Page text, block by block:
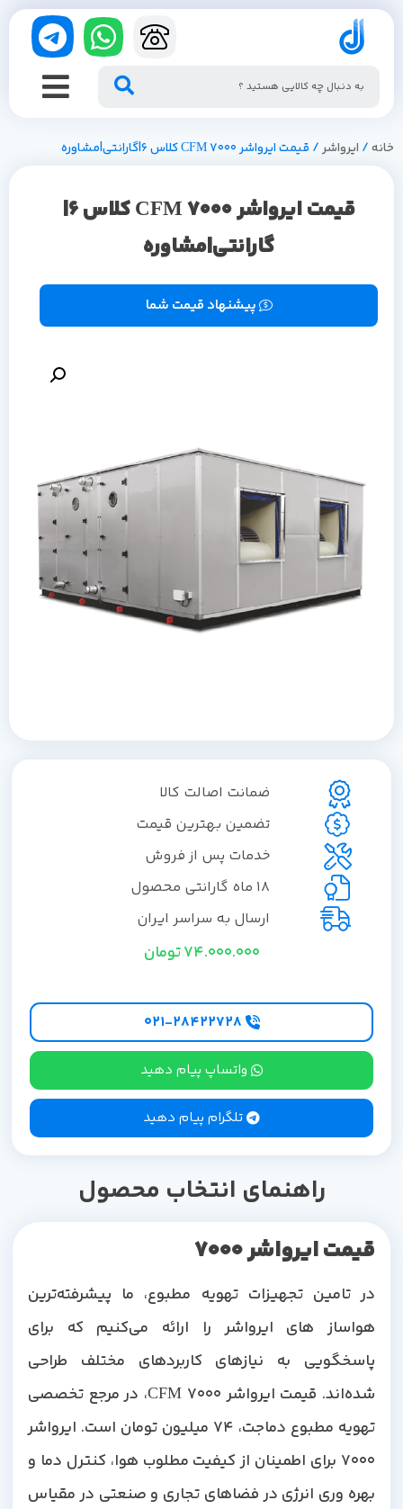
خانه/ ایرواشر/ قیمت ایرواشر 7000 CFM کلاس 6|گارانتی|مشاوره
قیمت ایرواشر 7000 CFM کلاس 6|
گارانتی|مشاوره
پیشنهاد قیمت شما
ضمانت اصالت کالا
تضمین بهترین قیمت
خدمات پس از فروش
18 ماه گارانتی محصول
ارسال به سراسر ایران
74.000.000تومان
واتساپ پیام دهید
تلگرام پیام دهید
راهنمای انتخاب محصول
قیمت ایرواشر 7000
در تامین تجهیزات تهویه مطبوع، ما پیشرفته‌ترین
هواساز های ایرواشر را ارائه می‌کنیم که برای
پاسخگویی به نیازهای کاربردهای مختلف طراحی
شده‌اند. قیمت ایرواشر 7000 CFM، در مرجع تخصصی
تهویه مطبوع دماجت، 74 میلیون تومان است. ایرواشر
7000 برای اطمینان از کیفیت مطلوب هوا، کنترل دما و
بهره وری انرژی در فضاهای تجاری و صنعتی در مقیاس